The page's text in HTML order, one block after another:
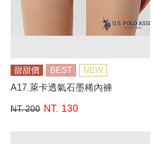
甜甜價 BEST NEW
A17.萊卡透氣石墨稀內褲
NT. 200 NT. 130